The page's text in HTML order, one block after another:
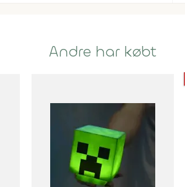
Andre har købt